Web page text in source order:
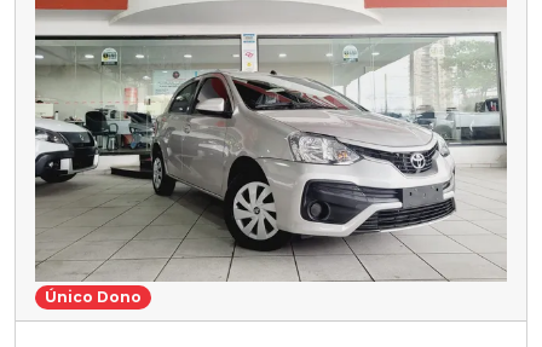
Único Dono